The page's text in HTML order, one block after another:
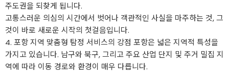
주도권을 되찾게 됩니다.
고통스러운 의심의 시간에서 벗어나 객관적인 사실을 마주하는 것, 그
것이 바로 새로운 시작의 첫걸음입니다.
​4. 포항 지역 맞춤형 탐정 서비스의 강점 ​포항은 넓은 지역적 특성을
가지고 있습니다. 남구와 북구, 그리고 주요 산업 단지 및 주거 밀집 지
역에 따라 이동 경로와 환경이 매우 다릅니다.